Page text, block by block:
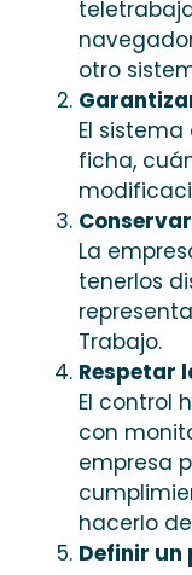
otro
El
ficha,
La
tenerlos
Trabajo.
Respetar
El control
con
empresa
hacerlo
Definir